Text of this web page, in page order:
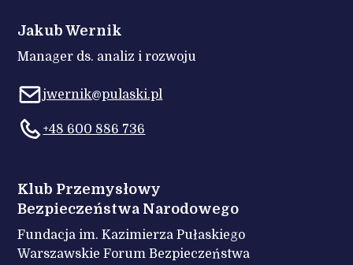
Jakub Wernik
Manager ds. analiz i rozwoju
jwernik@pulaski.pl
+48 600 886 736
Klub Przemysłowy
Bezpieczeństwa Narodowego
Fundacja im. Kazimierza Pułaskiego
Warszawskie Forum Bezpieczeństwa